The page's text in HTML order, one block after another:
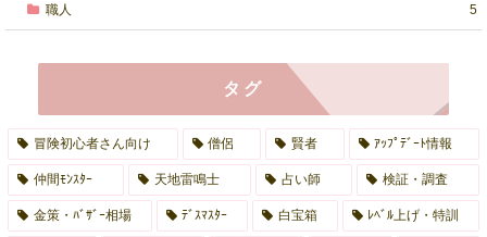
職人 5
タグ
冒険初心者さん向け 僧侶 賢者 ｱｯﾌﾟﾃﾞｰﾄ情報
仲間ﾓﾝｽﾀｰ 天地雷鳴士 占い師 検証・調査
金策・ﾊﾞｻﾞｰ相場 ﾃﾞｽﾏｽﾀｰ 白宝箱 ﾚﾍﾞﾙ上げ・特訓